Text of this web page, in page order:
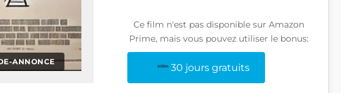
ANNONCE
Ce film n'est pas disponible sur Amazon
Prime, mais vous pouvez utiliser le bonus:
30 jours gratuits